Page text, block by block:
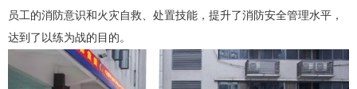
员工的消防意识和火灾自救、处置技能，提升了消防安全管理水平，
达到了以练为战的目的。